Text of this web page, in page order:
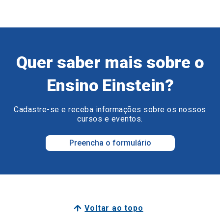
Quer saber mais sobre o
Ensino Einstein?
Cadastre-se e receba informações sobre os nossos
cursos e eventos.
Preencha o formulário
Voltar ao topo